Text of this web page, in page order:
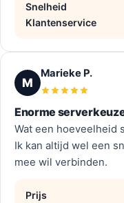
Snelheid
Klantenservice
M
Marieke P.
Enorme
Wat een hoeveelheid
Ik kan altijd wel een
mee wil verbinden.
Prijs